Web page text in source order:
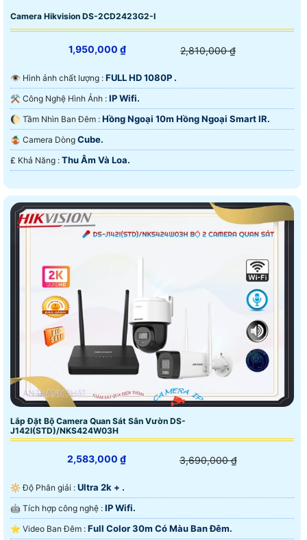
Camera Hikvision DS-2CD2423G2-I
1,950,000 ₫ 2,810,000 ₫
👁 Hình ảnh chất lượng : FULL HD 1080P .
⚒ Công Nghệ Hình Ảnh : IP Wifi.
🌔 Tầm Nhìn Ban Đêm : Hồng Ngoại 10m Hồng Ngoại Smart IR.
🤹 Camera Dòng Cube.
️₤ Khả Năng : Thu Âm Và Loa.
Lắp Đặt Bộ Camera Quan Sát Sân Vườn DS-
J142I(STD)/NKS424W03H
2,583,000 ₫ 3,690,000 ₫
🔆 Độ Phân giải : Ultra 2k + .
🤖️ Tích hợp công nghệ : IP Wifi.
⭐ Video Ban Đêm : Full Color 30m Có Màu Ban Ðêm.